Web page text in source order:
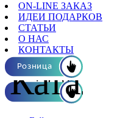
ON-LINE ЗАКАЗ
ИДЕИ ПОДАРКОВ
СТАТЬИ
О НАС
КОНТАКТЫ
Розница